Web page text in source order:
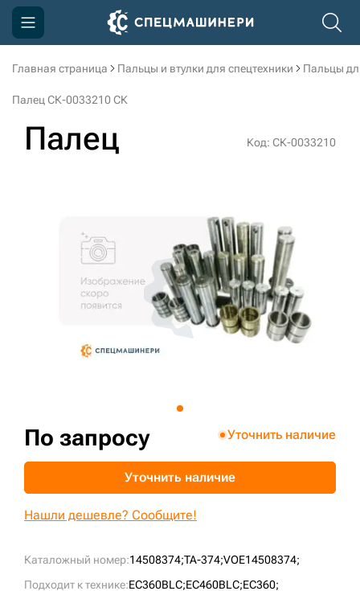
Главная страница Пальцы и втулки для спецтехники Пальцы
Палец СК-0033210 СК
Палец Код: СК-0033210
Каталожный номер:14508374;TA-374;VOE14508374;
Подходит к технике:EC360BLC;EC460BLC;EC360;
По запросу Уточнить наличие
Уточнить наличие
Нашли дешевле? Сообщите!
Компания
Доставка и оплата
3D тур по производству
3D тур по складам
sksale@skdst.ru